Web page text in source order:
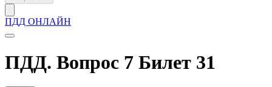
ПДД ОНЛАЙН
ПДД. Вопрос 7 Билет 31